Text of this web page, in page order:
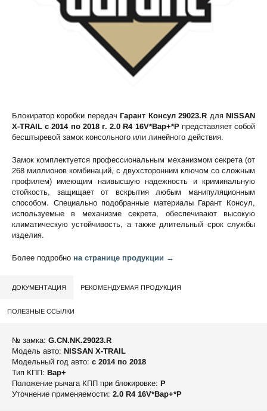
Блокиратор коробки передачГарант Консул 29023.R дляNISSAN
X-TRAIL c 2014 по 2018 г. 2.0 R4 16V*Вар+*Pпредставляет собой
бесштыревой замок консольного или линейного действия.
Замок комплектуется профессиональным механизмом секрета (от
268 миллионов комбинаций, с двухсторонним ключом со сложным
профилем) имеющим наивысшую надежность и криминальную
стойкость, защищает от вскрытия любым манипуляционным
способом. Специально подобранные материалы Гарант Консул,
используемые в механизме секрета, обеспечивают высокую
климатическую устойчивость, а также длительный срок службы
изделия.
Более подробно на странице продукции →
ДОКУМЕНТАЦИЯ РЕКОМЕНДУЕМАЯ ПРОДУКЦИЯ
ПОЛЕЗНЫЕ ССЫЛКИ
№ замка: G.CN.NK.29023.R
Модель авто: NISSAN X-TRAIL
Модельный год авто: c 2014 по 2018
Тип КПП: Вар+
Положение рычага КПП при блокировке: P
Уточнение применяемости: 2.0 R4 16V*Вар+*P